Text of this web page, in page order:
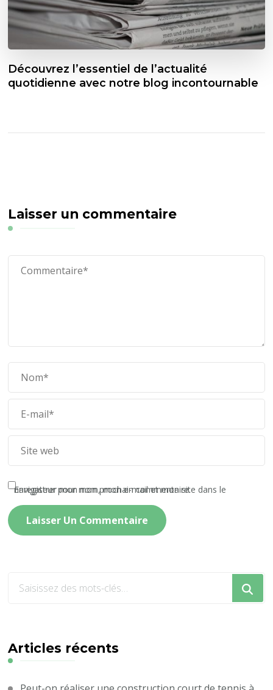
Découvrez l’essentiel de l’actualité
quotidienne avec notre blog incontournable
Laisser un commentaire
Enregistrer mon nom, mon e-mail et mon site dans le navigateur pour mon prochain commentaire.
recherchiez
?
Articles récents